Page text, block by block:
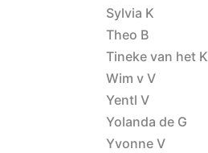
Sylvia K
Theo B
Tineke van het K
Wim v V
Yentl V
Yolanda de G
Yvonne V